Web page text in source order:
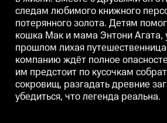
следам любимого книжного
потерянного золота. Детям
кошка Мак и мама Энтони Агата,
прошлом лихая
компанию ждёт полное
им предстоит по кусочкам
сокровищ, разгадать древние
убедиться, что легенда реальна.